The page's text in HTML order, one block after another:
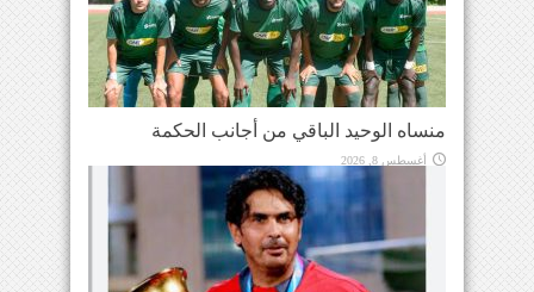
منساه الوحيد الباقي من أجانب الحكمة
أغسطس 8, 2026